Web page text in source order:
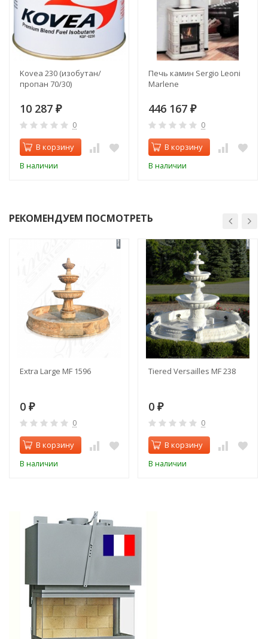
Kovea 230 (изобутан/
пропан 70/30)
10 287 ₽
0
В корзину
В наличии
Печь камин Sergio Leoni
Marlene
446 167 ₽
0
В корзину
В наличии
РЕКОМЕНДУЕМ ПОСМОТРЕТЬ
Extra Large MF 1596
0 ₽
0
В корзину
В наличии
Tiered Versailles MF 238
0 ₽
0
В корзину
В наличии